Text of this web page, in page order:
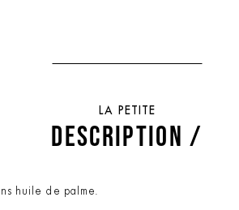
LA PETITE
DESCRIPTION /
huile de palme.